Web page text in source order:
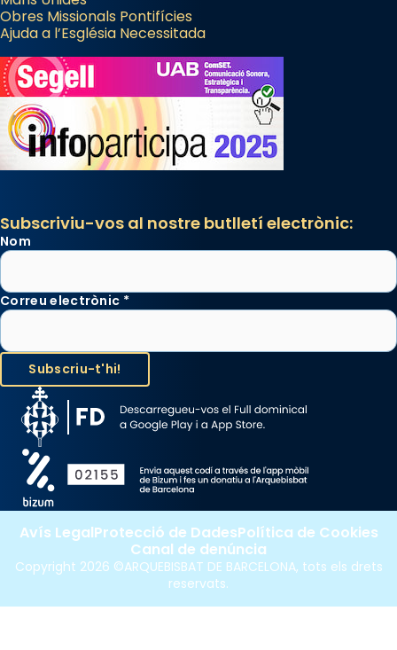
Obres Missionals Pontifícies
Ajuda a l’Església Necessitada
Subscriviu-vos al nostre butlletí electrònic:
Nom
Correu electrònic *
Copyright 2026 ©ARQUEBISBAT DE BARCELONA, tots els drets
reservats.
Avís LegalProtecció de DadesPolítica de Cookies
Canal de denúncia